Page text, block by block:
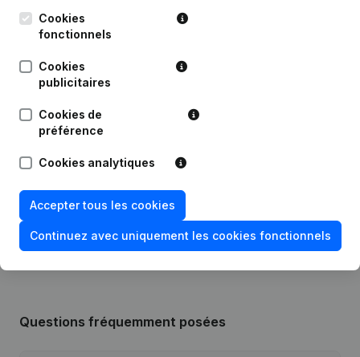
Date
05-01-2024 Modification(s) Statuts
11-01-2017 Capital - Actions
04-01-2012
générale
Rubrique Constitution (Nouvelle
Personne Morale, Ouverture
Questions fréquemment posées
Cookies
fonctionnels
Cookies
publicitaires
Cookies de
préférence
Cookies analytiques
Accepter tous les cookies
Continuez avec uniquement les cookies fonctionnels